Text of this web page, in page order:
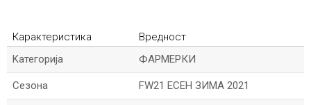
Карактеристика
Вредност
Kатегорија
ФАРМЕРКИ
Сезона FW21 ЕСЕН ЗИМА 2021